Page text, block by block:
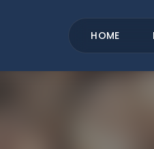
HOME